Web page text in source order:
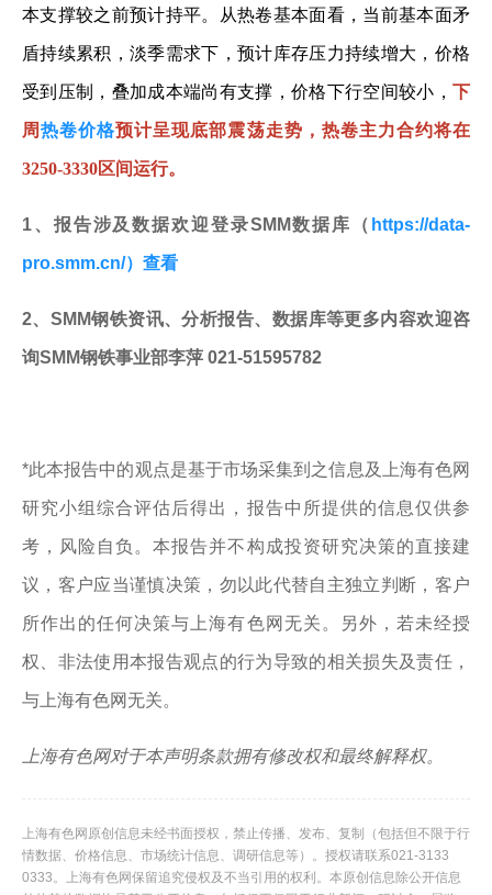
本支撑较之前预计持平。从热卷基本面看，当前基本面矛
盾持续累积，淡季需求下，预计库存压力持续增大，价格
受到压制，叠加成本端尚有支撑，价格下行空间较小， 下
周热卷价格预计呈现底部震荡走势，热卷主力合约将在
3250-3330区间运行。
1、报告涉及数据欢迎登录SMM数据库（ https://data-
pro.smm.cn/）查看
2、SMM钢铁资讯、分析报告、数据库等更多内容欢迎咨
询SMM钢铁事业部李萍 021-51595782
*此本报告中的观点是基于市场采集到之信息及上海有色网
研究小组综合评估后得出，报告中所提供的信息仅供参
考，风险自负。本报告并不构成投资研究决策的直接建
议，客户应当谨慎决策，勿以此代替自主独立判断，客户
所作出的任何决策与上海有色网无关。另外，若未经授
权、非法使用本报告观点的行为导致的相关损失及责任，
与上海有色网无关。
上海有色网对于本声明条款拥有修改权和最终解释权。
上海有色网原创信息未经书面授权，禁止传播、发布、复制（包括但不限于行
情数据、价格信息、市场统计信息、调研信息等）。授权请联系021-3133
0333。上海有色网保留追究侵权及不当引用的权利。本原创信息除公开信息